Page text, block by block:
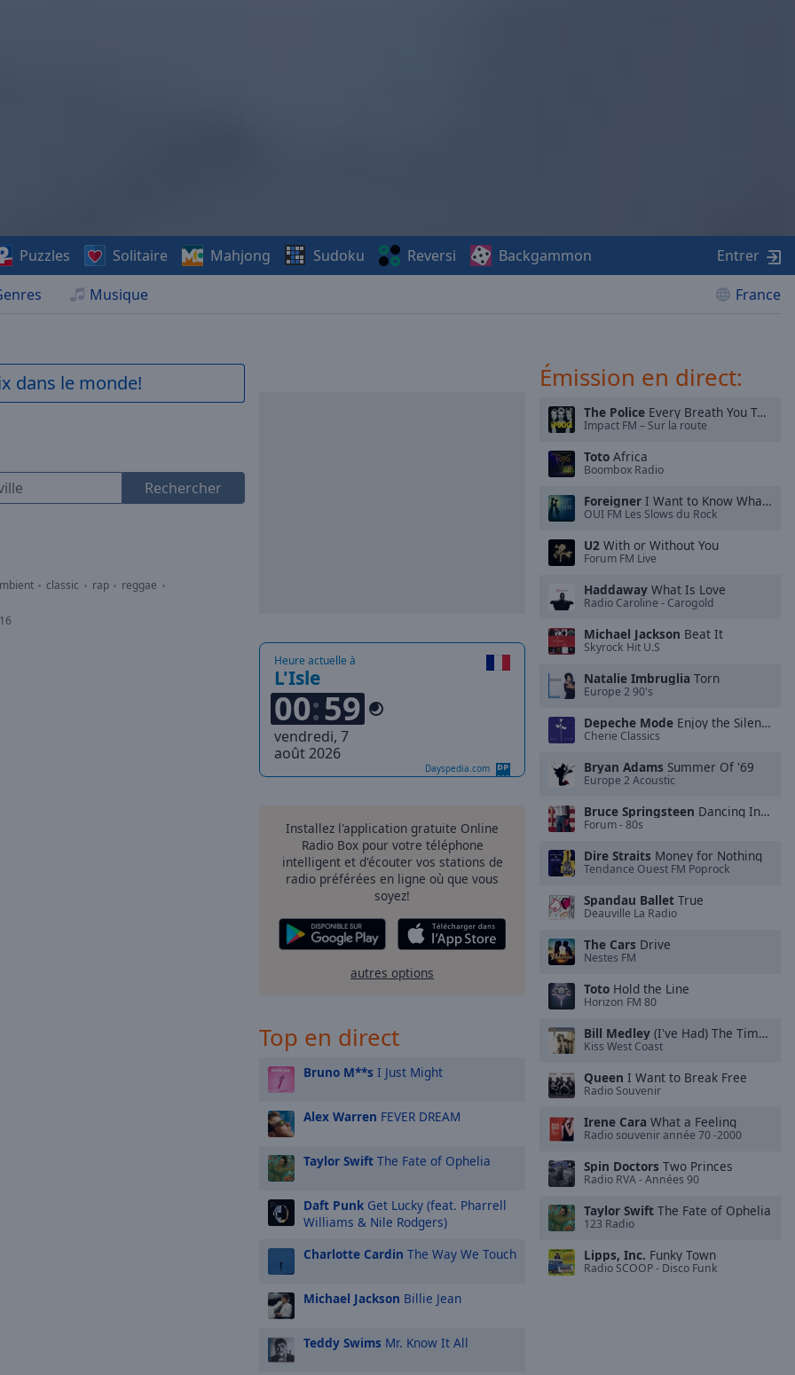
Musique France
Puzzles Solitaire Mahjong Sudoku Reversi Backgammon Entrer
dans le monde!
Rechercher
classic rap
reggae
Heure actuelle à
L'Isle
00 59
vendredi, 7
août 2026
Dayspedia.com
Installez l'application gratuite Online
Radio Box pour votre téléphone
intelligent et d'écouter vos stations de
radio préférées en ligne où que vous
soyez!
autres options
Top en direct
Bruno M**s I Just Might
Alex Warren FEVER DREAM
Taylor Swift The Fate of Ophelia
Daft Punk Get Lucky (feat. Pharrell
Williams & Nile Rodgers)
Charlotte Cardin The Way We Touch
Michael Jackson Billie Jean
Teddy Swims Mr. Know It All
Émission en direct:
The Police Every Breath You Take
Impact FM – Sur la route
Toto Africa
Boombox Radio
Foreigner I Want to Know What Love Is
OUI FM Les Slows du Rock
U2 With or Without You
Forum FM Live
Haddaway What Is Love
Radio Caroline - Carogold
Michael Jackson Beat It
Skyrock Hit U.S
Natalie Imbruglia Torn
Europe 2 90's
Depeche Mode Enjoy the Silence
Cherie Classics
Bryan Adams Summer Of '69
Europe 2 Acoustic
Bruce Springsteen Dancing In the Dark
Forum - 80s
Dire Straits Money for Nothing
Tendance Ouest FM Poprock
Spandau Ballet True
Deauville La Radio
The Cars Drive
Nestes FM
Toto Hold the Line
Horizon FM 80
Bill Medley (I've Had) The Time of My Life
Kiss West Coast
Queen I Want to Break Free
Radio Souvenir
Irene Cara What a Feeling
Radio souvenir année 70 -2000
Spin Doctors Two Princes
Radio RVA - Années 90
Taylor Swift The Fate of Ophelia
123 Radio
Lipps, Inc. Funky Town
Radio SCOOP - Disco Funk